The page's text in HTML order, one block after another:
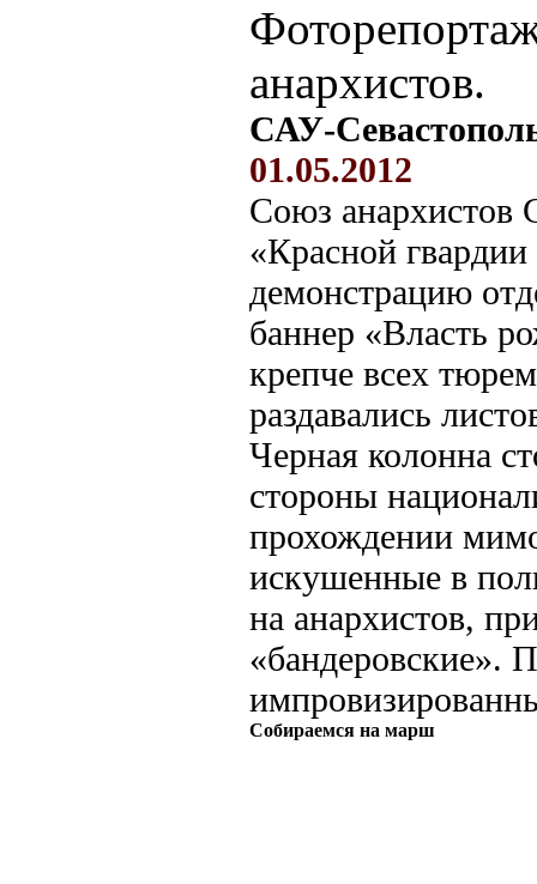
анархистов.
САУ-
01.05.2012
Союз анархистов
«Красной
демонстрацию
баннер «Власть
крепче всех
раздавались
Черная колонна
стороны
прохождении
искушенные в
на анархистов,
«бандеровские».
Собираемся на марш